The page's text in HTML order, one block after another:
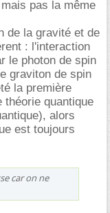
pas la même
de la gravité et de
: l'interaction
le photon de spin
graviton de spin
la première
théorie quantique
alors
est toujours
car on ne